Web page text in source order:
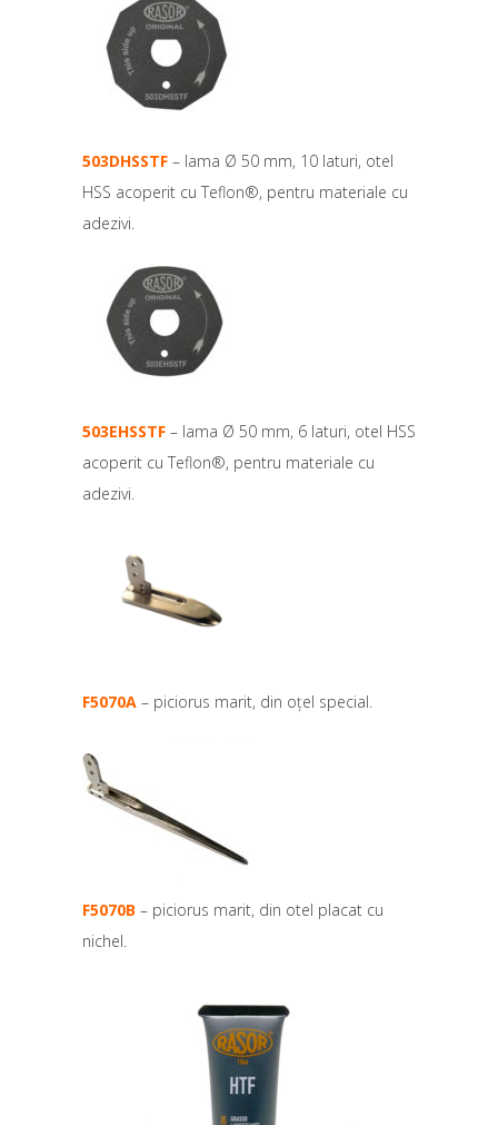
503DHSSTF – lama Ø 50 mm, 10 laturi, otel
HSS acoperit cu Teflon®, pentru materiale cu
adezivi.
503EHSSTF – lama Ø 50 mm, 6 laturi, otel HSS
acoperit cu Teflon®, pentru materiale cu
adezivi.
F5070A – piciorus marit, din oțel special.
F5070B – piciorus marit, din otel placat cu
nichel.